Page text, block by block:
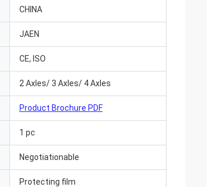
CHINA
JAEN
CE, ISO
2 Axles/ 3 Axles/ 4 Axles
Product Brochure PDF
1 pc
Negotiationable
Protecting film